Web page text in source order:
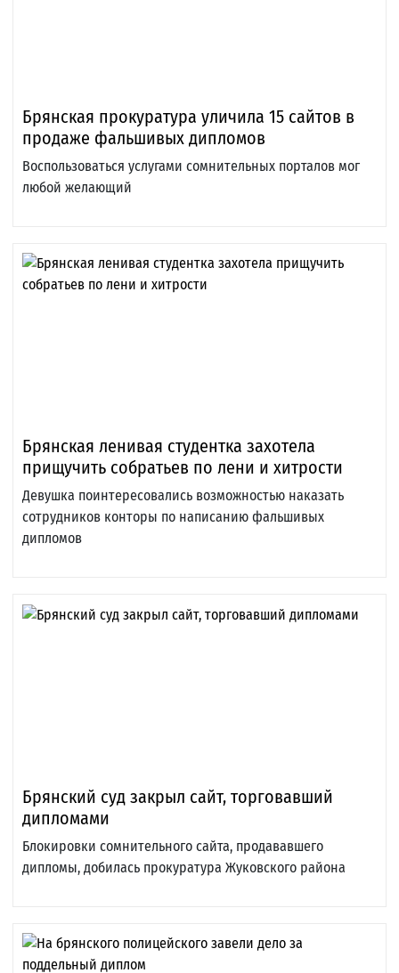
Брянская прокуратура уличила 15 сайтов в
продаже фальшивых дипломов
Воспользоваться услугами сомнительных порталов мог
любой желающий
Брянская ленивая студентка захотела
прищучить собратьев по лени и хитрости
Девушка поинтересовались возможностью наказать
сотрудников конторы по написанию фальшивых
дипломов
Брянский суд закрыл сайт, торговавший
дипломами
Блокировки сомнительного сайта, продававшего
дипломы, добилась прокуратура Жуковского района